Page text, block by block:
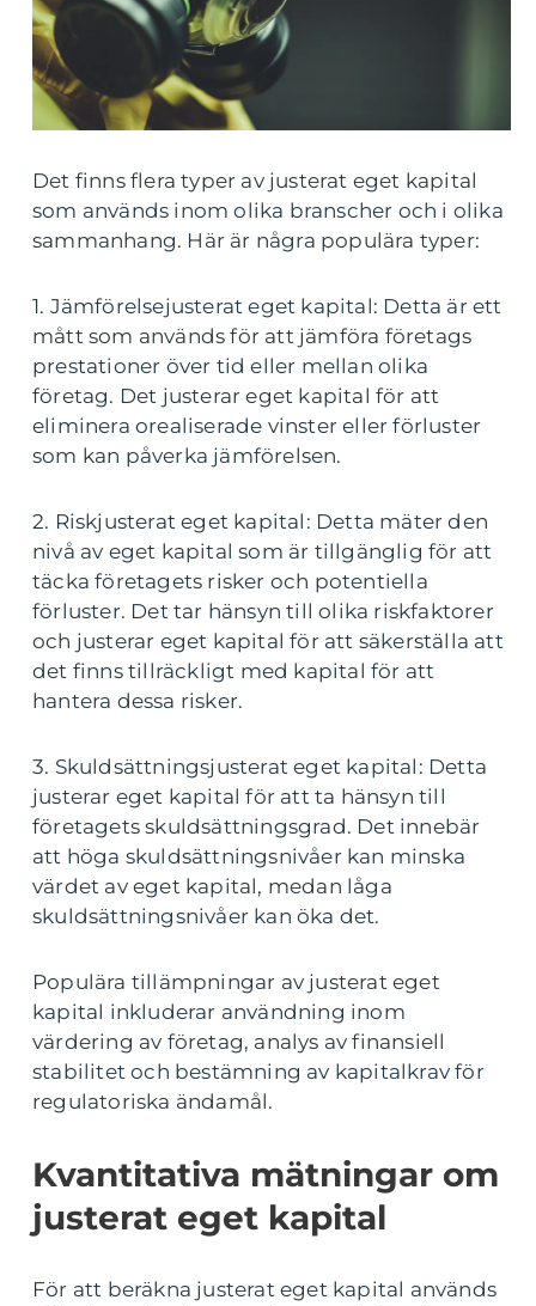
Det finns flera typer av justerat eget kapital
som används inom olika branscher och i olika
sammanhang. Här är några populära typer:
1. Jämförelsejusterat eget kapital: Detta är ett
mått som används för att jämföra företags
prestationer över tid eller mellan olika
företag. Det justerar eget kapital för att
eliminera orealiserade vinster eller förluster
som kan påverka jämförelsen.
2. Riskjusterat eget kapital: Detta mäter den
nivå av eget kapital som är tillgänglig för att
täcka företagets risker och potentiella
förluster. Det tar hänsyn till olika riskfaktorer
och justerar eget kapital för att säkerställa att
det finns tillräckligt med kapital för att
hantera dessa risker.
3. Skuldsättningsjusterat eget kapital: Detta
justerar eget kapital för att ta hänsyn till
företagets skuldsättningsgrad. Det innebär
att höga skuldsättningsnivåer kan minska
värdet av eget kapital, medan låga
skuldsättningsnivåer kan öka det.
Populära tillämpningar av justerat eget
kapital inkluderar användning inom
värdering av företag, analys av finansiell
stabilitet och bestämning av kapitalkrav för
regulatoriska ändamål.
Kvantitativa mätningar om
justerat eget kapital
För att beräkna justerat eget kapital används